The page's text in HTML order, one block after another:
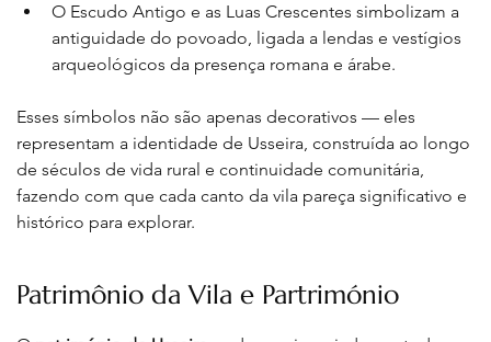
O Escudo Antigo e as Luas Crescentes simbolizam a
antiguidade do povoado, ligada a lendas e vestígios
arqueológicos da presença romana e árabe.
Esses símbolos não são apenas decorativos — eles
representam a identidade de Usseira, construída ao longo
de séculos de vida rural e continuidade comunitária,
fazendo com que cada canto da vila pareça significativo e
histórico para explorar.
Patrimônio da Vila e Partrimónio